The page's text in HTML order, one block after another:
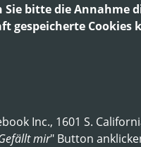
bitte die
Inc., 1601 S.
mir" Button